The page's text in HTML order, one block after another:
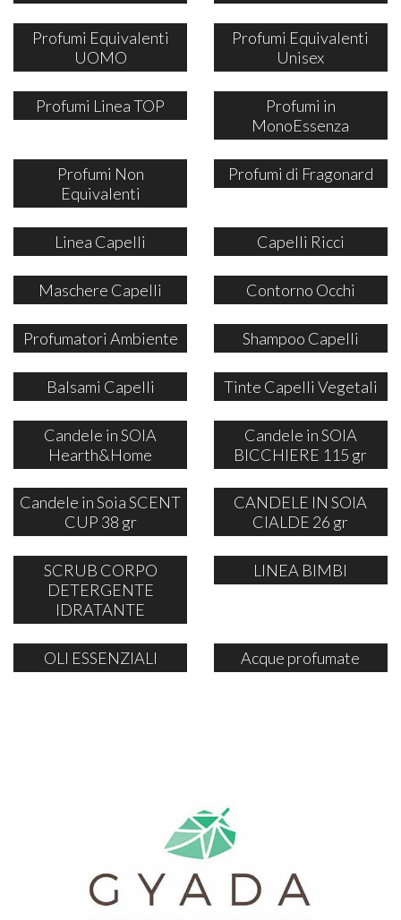
Profumi Equivalenti
UOMO
Profumi Equivalenti
Unisex
Profumi Linea TOP
Profumi in
MonoEssenza
Profumi Non
Equivalenti
Profumi di Fragonard
Linea Capelli Capelli Ricci
Maschere Capelli Contorno Occhi
Profumatori Ambiente Shampoo Capelli
Balsami Capelli Tinte Capelli Vegetali
Candele in SOIA
Hearth&Home
Candele in SOIA
BICCHIERE 115 gr
Candele in Soia SCENT
CUP 38 gr
CANDELE IN SOIA
CIALDE 26 gr
SCRUB CORPO
DETERGENTE
IDRATANTE
LINEA BIMBI
OLI ESSENZIALI Acque profumate